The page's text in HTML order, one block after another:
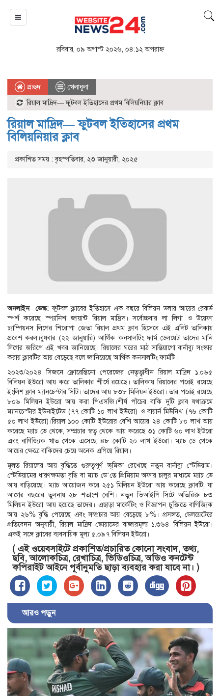
রবিবার, ০৯ অগাস্ট ২০২৬, ০৪:১২ অপরাহ্ন
প্রচ্ছদ
খেলাধূলা
রিয়াল মাদ্রিদ— ফুটবল ইতিহাসের প্রথম বিলিয়নিয়ার ক্লাব
রিয়াল মাদ্রিদ— ফুটবল ইতিহাসের প্রথম
বিলিয়নিয়ার ক্লাব
প্রকাশিত সময় : বৃহস্পতিবার, ২৩ জানুয়ারী, ২০২৫
অনলাইন ডেস্ক:ফুটবল ক্লাবের ইতিহাসে এক বছরে বিলিয়ন ডলার আয়ের রেকর্ড
স্পর্শ করেছে স্প্যানিশ জায়ান্ট রিয়াল মাদ্রিদ। সর্বোচ্চবার লা লিগা ও উয়েফা
চ্যাম্পিয়নস লিগের শিরোপা জেতা রিয়াল প্রথম ক্লাব হিসেবে এই এলিট তালিকায়
প্রবেশ করল।বুধবার (২২ জানুয়ারি) আর্থিক কনসালটিং ফার্ম ডেলয়েট তাদের মানি
লিগের জরিপে এই খবর জানিয়েছে। রিয়ালের ঘরের মাঠ সান্তিয়াগো বার্নাব্যু সংস্কার
করায় ক্লাবটির আয় বেড়েছে বলে জানিয়েছে আর্থিক কনসালটিং ফার্মটি।
২০২৩/২০২৪ সিজনে ফ্লোরেন্তিনো পেরেজের নেতৃত্বাধীন রিয়াল মাদ্রিদ ১.০৬৫
বিলিয়ন ইউরো আয় করে তালিকার শীর্ষে রয়েছে। তালিকায় রিয়ালের পরেই রয়েছে
ইংলিশ ক্লাব ম্যানচেস্টার সিটি। তাদের আয় ৮৩৮ মিলিয়ন ইউরো। তার পরেই রয়েছে
৮০৬ মিলিয়ন ইউরো আয় করা পিএসজি।শীর্ষ পাঁচের বাকি দুটি ক্লাব যথাক্রমে
ম্যানচেস্টার ইউনাইটেড (৭৭ কোটি ১০ লাখ ইউরো) ও বায়ার্ন মিউনিখ (৭৬ কোটি
৫০ লাখ ইউরো)।রিয়াল ১০০ কোটি ইউরোর বেশি আয়ের ২৪ কোটি ৮০ লাখ আয়
করেছে ম্যাচ ডে থেকে, সম্প্রচার স্বত্ব থেকে আয় করেছে ৩১ কোটি ৬০ লাখ ইউরো
এবং বাণিজ্যিক খাত থেকে এসেছে ৪৮ কোটি ২০ লাখ ইউরো। ম্যাচ ডে থেকে
আয়ের ক্ষেত্রে বাকিদের চেয়ে অনেক এগিয়ে রিয়াল।
মূলত রিয়ালের আয় বৃদ্ধিতে গুরুত্বপূর্ণ ভূমিকা রেখেছে নতুন বার্নাব্যু স্টেডিয়াম।
স্টেডিয়ামের ধারণক্ষমতা বৃদ্ধি বা ম্যাচ ডে’তে প্রিমিয়াম অফার চালুর মাধ্যমে ম্যাচ ডে
আয় বাড়িয়েছে। ম্যাচ আয়োজন করে ২৫১ মিলিয়ন ইউরো আয় করেছে ক্লাবটি, যা
আগের বছরের তুলনায় ২৮ শতাংশ বেশি। নতুন ভিআইপি সিটে অতিরিক্ত ৮৩
মিলিয়ন ইউরো আয় হয়েছে তাদের। এছাড়া মার্কেটিং ও বিজ্ঞাপন চুক্তিতে বাণিজ্যিক
আয় ২৬% বৃদ্ধি পেয়েছে এবং সম্প্রচার আয় বেড়েছে ৮%। প্রসঙ্গত, ডেলয়েটেরে
প্রতিবেদন অনুযায়ী, রিয়াল মাদ্রিদ স্কোয়াডের বাজারমূল্য ১.৩৬৪ বিলিয়ন ইউরো।
একই সঙ্গে ক্লাবের ব্যবসায়িক মূল্য ৫.০৯৭ বিলিয়ন ইউরো।
( এই ওয়েবসাইটে প্রকাশিত/প্রচারিত কোনো সংবাদ, তথ্য,
ছবি, আলোকচিত্র, রেখাচিত্র, ভিডিওচিত্র, অডিও কনটেন্ট
কপিরাইট আইনে পূর্বানুমতি ছাড়া ব্যবহার করা যাবে না। )
আরও পড়ুন